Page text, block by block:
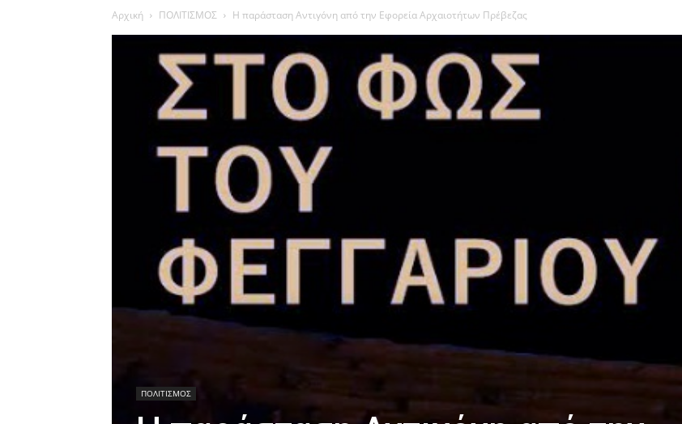
Αρχική ΠΟΛΙΤΙΣΜΟΣ Η παράσταση Αντιγόνη από την Εφορεία Αρχαιοτήτων Πρέβεζας
ΠΟΛΙΤΙΣΜΟΣ